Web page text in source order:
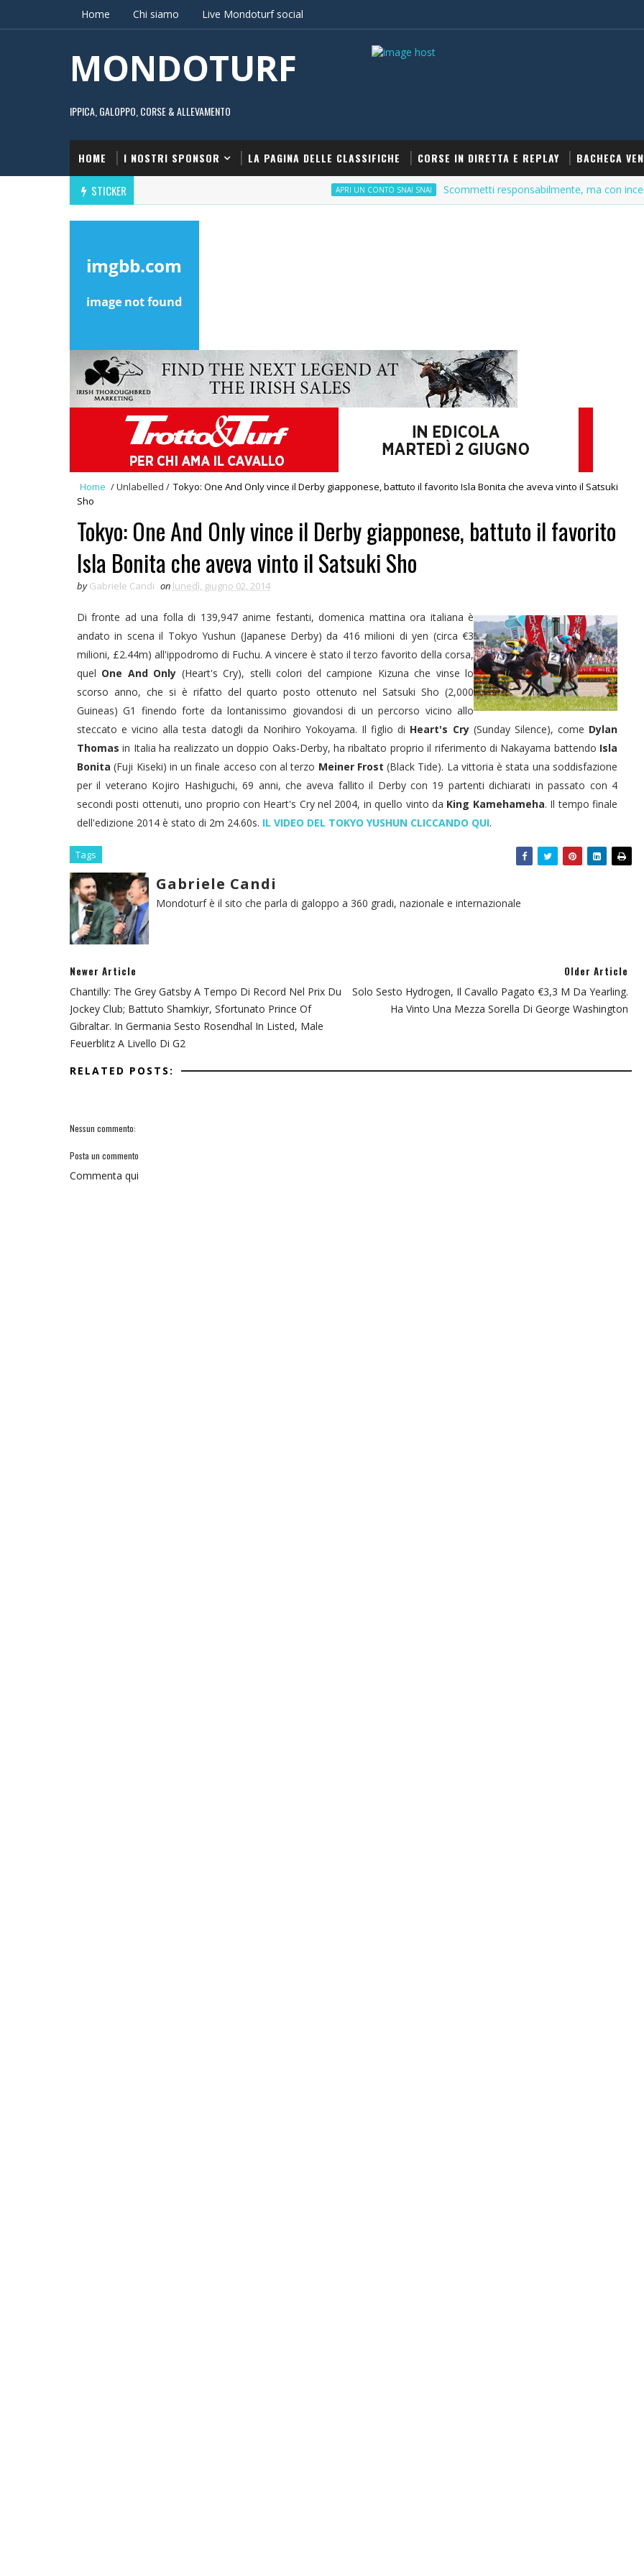
Home Chi siamo Live Mondoturf social
MONDOTURF
IPPICA, GALOPPO, CORSE & ALLEVAMENTO
HOME I NOSTRI SPONSOR LA PAGINA DELLE CLASSIFICHE CORSE IN DIRETTA E REPLAY BACHECA
STICKER APRI UN CONTO SNAI SNAI Scommetti responsabilmente, ma con incentivi
Home /Unlabelled / Tokyo: One And Only vince il Derby giapponese, battuto il favorito Isla Bonita che aveva vinto il Satsuki
Sho
Tokyo: One And Only vince il Derby giapponese, battuto il favorito
Isla Bonita che aveva vinto il Satsuki Sho
by Gabriele Candi on lunedì, giugno 02, 2014
Di fronte ad una folla di 139,947 anime festanti, domenica mattina ora italiana è
andato in scena il Tokyo Yushun (Japanese Derby) da 416 milioni di yen (circa €3
milioni, £2.44m) all'ippodromo di Fuchu. A vincere è stato il terzo favorito della corsa,
quel One And Only (Heart's Cry), stelli colori del campione Kizuna che vinse lo
scorso anno, che si è rifatto del quarto posto ottenuto nel Satsuki Sho (2,000
Guineas) G1 finendo forte da lontanissimo giovandosi di un percorso vicino allo
steccato e vicino alla testa datogli da Norihiro Yokoyama. Il figlio di Heart's Cry(Sunday Silence), come Dylan
Thomas in Italia ha realizzato un doppio Oaks-Derby, ha ribaltato proprio il riferimento di Nakayama battendo Isla
Bonita (Fuji Kiseki) in un finale acceso con al terzo Meiner Frost (Black Tide). La vittoria è stata una soddisfazione
per il veterano Kojiro Hashiguchi, 69 anni, che aveva fallito il Derby con 19 partenti dichiarati in passato con 4
secondi posti ottenuti, uno proprio con Heart's Cry nel 2004, in quello vinto da King Kamehameha. Il tempo finale
dell'edizione 2014 è stato di 2m 24.60s. IL VIDEO DEL TOKYO YUSHUN CLICCANDO QUI.
Tags
Gabriele Candi
Mondoturf è il sito che parla di galoppo a 360 gradi, nazionale e internazionale
Newer Article
Chantilly: The Grey Gatsby A Tempo Di Record Nel Prix Du
Jockey Club; Battuto Shamkiyr, Sfortunato Prince Of
Gibraltar. In Germania Sesto Rosendhal In Listed, Male
Feuerblitz A Livello Di G2
Older Article
Solo Sesto Hydrogen, Il Cavallo Pagato €3,3 M Da Yearling.
Ha Vinto Una Mezza Sorella Di George Washington
RELATED POSTS:
Nessun commento:
Posta un commento
Commenta qui